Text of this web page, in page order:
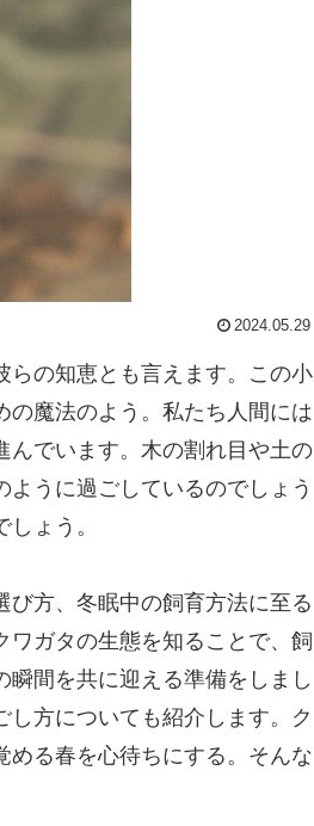
2024.05.29
らの知恵とも言えます。この小
の魔法のよう。私たち人間には
んでいます。木の割れ目や土の
うに過ごしているのでしょう
ょう。
び方、冬眠中の飼育方法に至る
ワガタの生態を知ることで、飼
間を共に迎える準備をしまし
方についても紹介します。ク
める春を心待ちにする。そんな